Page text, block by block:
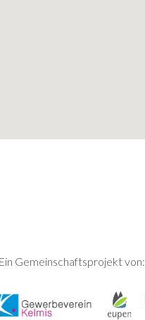
Ein Gemeinschaftsprojekt von: